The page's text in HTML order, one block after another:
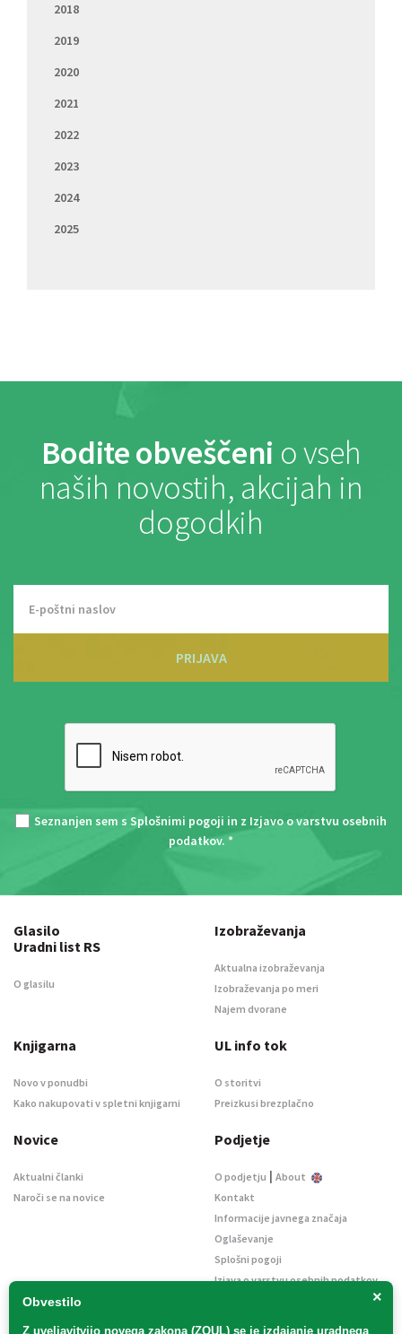
2018
2019
2020
2021
2022
2023
2024
2025
Bodite obveščeni o vseh
naših novostih, akcijah in
dogodkih
PRIJAVA
Seznanjen sem s Splošnimi pogoji in z Izjavo o varstvu osebnih
podatkov. *
×
Obvestilo
Z uveljavitvijo novega zakona (ZOUL) se je izdajanje uradnega
Glasilo
Uradni list RS
O glasilu
Izobraževanja
Aktualna izobraževanja
Izobraževanja po meri
Najem dvorane
Knjigarna
Novo v ponudbi
Kako nakupovati v spletni knjigarni
UL info tok
O storitvi
Preizkusi brezplačno
Novice
Aktualni članki
Naroči se na novice
Podjetje
O podjetju | About
Kontakt
Informacije javnega značaja
Oglaševanje
Splošni pogoji
Izjava o varstvu osebnih podatkov